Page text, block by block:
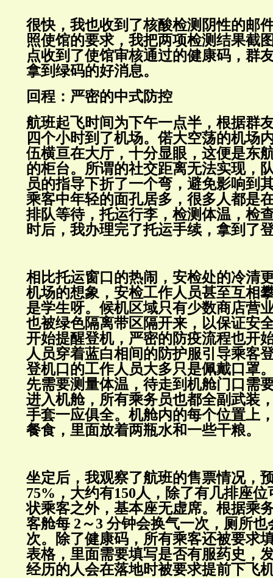
很快，我也收到了核酸检测阴性的邮
照使馆的要求，我把两项检测结果截
点收到了使馆审核通过的健康码，群
拿到绿码的好消息。
回程：严密的中式防控
航班起飞时间为下午一点半，根据群
四个小时到了机场。偌大空荡的机场
伍横亘在大厅，十分显眼，这便是东
的柜台。所谓的社交距离无法实现，
员的指导下折了一个弯，避免影响到
乘客中年轻的面孔居多，很多人都是
排队等待，托运行李，检测体温，检
时后，我办理完了托运手续，拿到了
相比托运窗口的热闹，安检处的冷清
机场的想象，安检工作人员甚至互相
是学生呀。候机区域只有少数商店营
也被绿色隔离带区隔开来，以保证安
开始提醒登机，严密的防疫流程也开
人员穿着蓝白相间的防护服引导乘客
登机口的工作人员大多只是佩戴口罩
先需要测量体温，待走到机舱门口需
进入机舱，所有乘务员也都全副武装
手套一应俱全。机舱内的每个位置上
餐食，里面放着两瓶水和一些干粮。
坐定后，我观察了航班的售票情况，
75%，大约有150人，除了有几排座
状乘客之外，基本座无虚席。根据乘
客舱每 2～3 分钟会换气一次，厕所
次。除了健康码，所有乘客还被要求
表格，里面需要填写是否有服药史，
经历的人会在落地时被要求提前下飞